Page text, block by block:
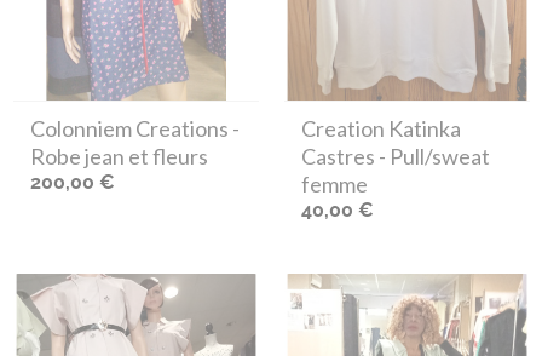
Colonniem Creations -
Robe jean et fleurs
200,00 €
Creation Katinka
Castres - Pull/sweat
femme
40,00 €